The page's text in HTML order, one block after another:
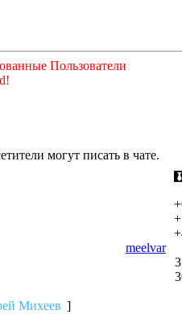
Пользователи
могут писать в чате.
meelvar
Михеев ]